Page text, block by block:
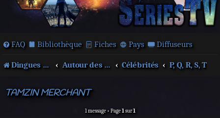
FAQ Bibliothèque Fiches Pays Diffuseurs
Dingues de séries télé ! Autour des films et séries Célébrités P, Q, R, S, T
TAMZIN MERCHANT
1 message • Page1sur1